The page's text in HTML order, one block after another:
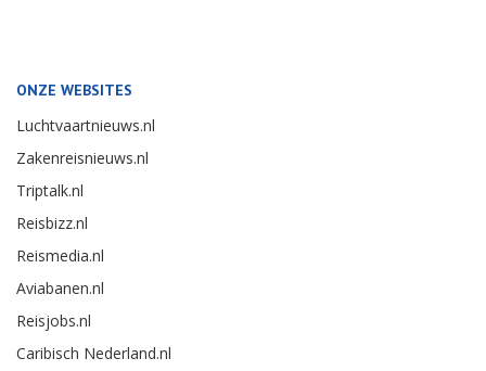
ONZE WEBSITES
Luchtvaartnieuws.nl
Zakenreisnieuws.nl
Triptalk.nl
Reisbizz.nl
Reismedia.nl
Aviabanen.nl
Reisjobs.nl
Caribisch Nederland.nl